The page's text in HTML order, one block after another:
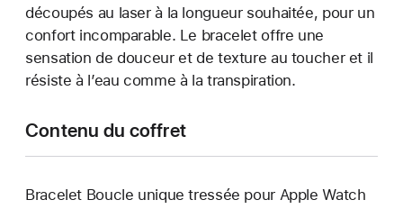
découpés au laser à la longueur souhaitée, pour un
confort incomparable. Le bracelet offre une
sensation de douceur et de texture au toucher et il
résiste à l’eau comme à la transpiration.
Contenu du coffret
Bracelet Boucle unique tressée pour Apple Watch